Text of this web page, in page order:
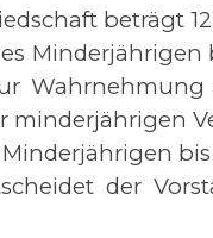
beträgt
minderjährigen
der